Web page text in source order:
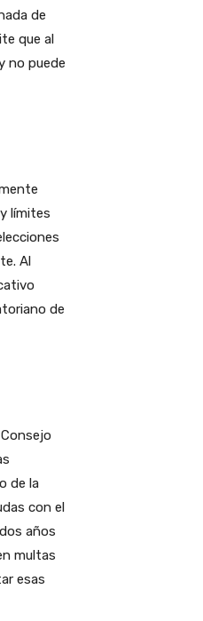
de
que al
no puede
límites
Al
de
de la
con el
años
multas
esas